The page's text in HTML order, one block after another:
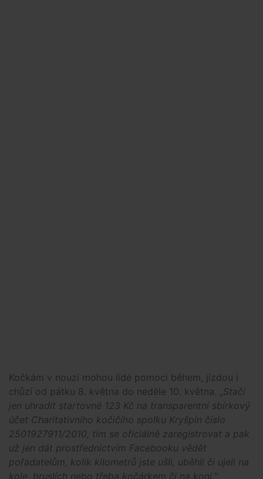
Kočkám v nouzi mohou lidé pomoci během, jízdou i
chůzí od pátku 8. května do neděle 10. května. „ Stačí
jen uhradit startovné 123 Kč na transparentní sbírkový
účet Charitativního kočičího spolku Kryšpín číslo
2501927911/2010, tím se oficiálně zaregistrovat a pak
už jen dát prostřednictvím Facebooku vědět
pořadatelům, kolik kilometrů jste ušli, uběhli či ujeli na
kole, bruslích nebo třeba kočárkem či na koni, "